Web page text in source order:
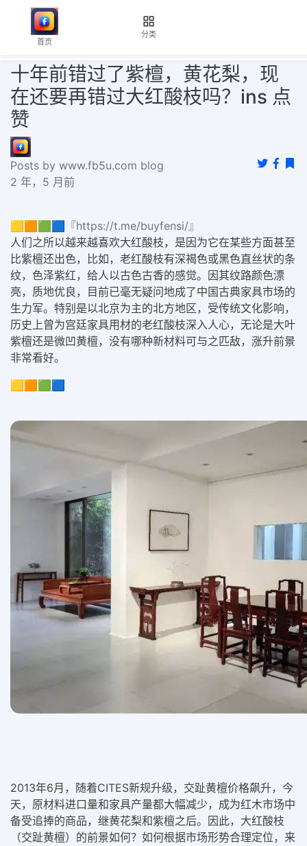
首页
分类
十年前错过了紫檀，黄花梨，现
在还要再错过大红酸枝吗？ins 点
赞
Posts by www.fb5u.com blog
2 年，5 月前
🟨🟧🟩🟦『https://t.me/buyfensi/』
人们之所以越来越喜欢大红酸枝，是因为它在某些方面甚至
比紫檀还出色，比如，老红酸枝有深褐色或黑色直丝状的条
纹，色泽紫红，给人以古色古香的感觉。因其纹路颜色漂
亮，质地优良，目前已毫无疑问地成了中国古典家具市场的
生力军。特别是以北京为主的北方地区，受传统文化影响，
历史上曾为宫廷家具用材的老红酸枝深入人心，无论是大叶
紫檀还是微凹黄檀，没有哪种新材料可与之匹敌，涨升前景
非常看好。
🟨🟧🟩🟦
2013年6月，随着CITES新规升级，交趾黄檀价格飙升，今
天，原材料进口量和家具产量都大幅减少，成为红木市场中
备受追捧的商品，继黄花梨和紫檀之后。因此，大红酸枝
（交趾黄檀）的前景如何？如何根据市场形势合理定位，来